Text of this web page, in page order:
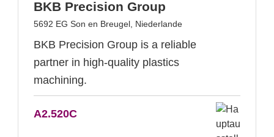
BKB Precision Group
5692 EG Son en Breugel, Niederlande
BKB Precision Group is a reliable
partner in high-quality plastics
machining.
A2.520C